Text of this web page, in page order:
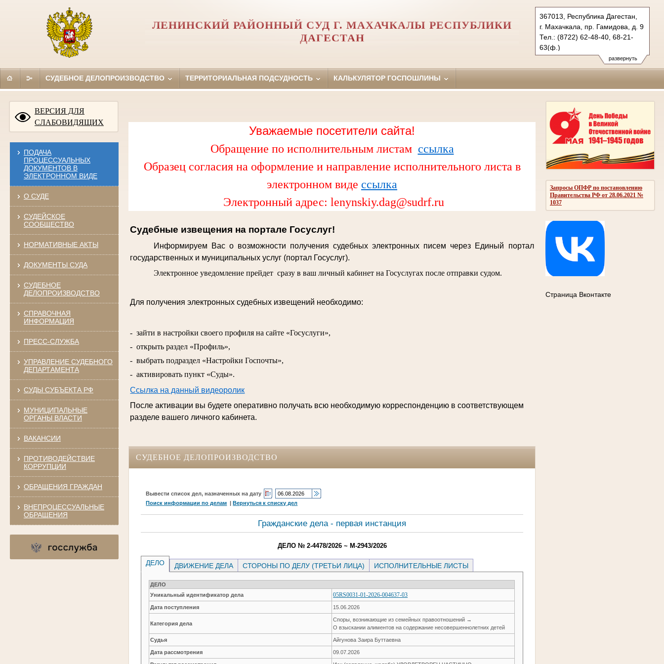
развернуть
367013, Республика Дагестан,
г. Махачкала, пр. Гамидова, д. 9
Тел.: (8722) 62-48-40, 68-21-
63(ф.)
lenynskiy.dag@sudrf.ru
ЛЕНИНСКИЙ РАЙОННЫЙ СУД Г. МАХАЧКАЛЫ РЕСПУБЛИКИ
ДАГЕСТАН
СУДЕБНОЕ ДЕЛОПРОИЗВОДСТВО ТЕРРИТОРИАЛЬНАЯ ПОДСУДНОСТЬ КАЛЬКУЛЯТОР ГОСПОШЛИНЫ
ВЕРСИЯ ДЛЯ
СЛАБОВИДЯЩИХ
ПОДАЧА
ПРОЦЕССУАЛЬНЫХ
ДОКУМЕНТОВ В
ЭЛЕКТРОННОМ ВИДЕ
О СУДЕ
СУДЕЙСКОЕ
СООБЩЕСТВО
НОРМАТИВНЫЕ АКТЫ
ДОКУМЕНТЫ СУДА
СУДЕБНОЕ
ДЕЛОПРОИЗВОДСТВО
СПРАВОЧНАЯ
ИНФОРМАЦИЯ
ПРЕСС-СЛУЖБА
УПРАВЛЕНИЕ СУДЕБНОГО
ДЕПАРТАМЕНТА
СУДЫ СУБЪЕКТА РФ
МУНИЦИПАЛЬНЫЕ
ОРГАНЫ ВЛАСТИ
ВАКАНСИИ
ПРОТИВОДЕЙСТВИЕ
КОРРУПЦИИ
ОБРАЩЕНИЯ ГРАЖДАН
ВНЕПРОЦЕССУАЛЬНЫЕ
ОБРАЩЕНИЯ
Запросы ОПФР по постановлению
Правительства РФ от 28.06.2021 №
1037
Страница Вконтакте
Уважаемые посетители сайта!
Обращение по исполнительным листам ссылка
Образец согласия на оформление и направление исполнительного листа в
электронном виде ссылка
Электронный адрес: lenynskiy.dag@sudrf.ru
Судебные извещения на портале Госуслуг!
Информируем Вас о возможности получения судебных электронных писем через Единый портал
государственных и муниципальных услуг (портал Госуслуг).
Электронное уведомление прейдет сразу в ваш личный кабинет на Госуслугах после отправки судом.
Для получения электронных судебных извещений необходимо:
- зайти в настройки своего профиля на сайте «Госуслуги»,
- открыть раздел «Профиль»,
- выбрать подраздел «Настройки Госпочты»,
- активировать пункт «Суды».
Ссылка на данный видеоролик
После активации вы будете оперативно получать всю необходимую корреспонденцию в соответствующем
разделе вашего личного кабинета.
СУДЕБНОЕ ДЕЛОПРОИЗВОДСТВО
Вывести список дел, назначенных на дату
Поиск информации по делам |Вернуться к списку дел
Гражданские дела - первая инстанция
ДЕЛО № 2-4478/2026 ~ М-2943/2026
ДЕЛО ДВИЖЕНИЕ ДЕЛА СТОРОНЫ ПО ДЕЛУ (ТРЕТЬИ ЛИЦА) ИСПОЛНИТЕЛЬНЫЕ ЛИСТЫ
ДЕЛО
Уникальный идентификатор дела
05RS0031-01-2026-004637-03
Дата поступления 15.06.2026
Категория дела
Споры, возникающие из семейных правоотношений →
О взыскании алиментов на содержание несовершеннолетних детей
Судья Айгунова Заира Буттаевна
Дата рассмотрения 09.07.2026